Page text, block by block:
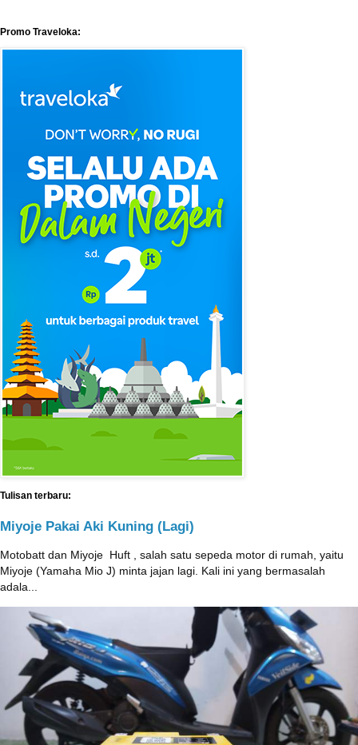
Promo Traveloka:
Tulisan terbaru:
Miyoje Pakai Aki Kuning (Lagi)
Motobatt dan Miyoje ‎ Huft , salah satu sepeda motor di rumah, yaitu
Miyoje (Yamaha Mio J) minta jajan lagi. Kali ini yang bermasalah
adala...